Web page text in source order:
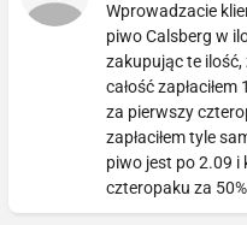
Wprowadzacie
piwo Calsberg w
zakupując te ilość,
całość
za pierwszy
zapłaciłem tyle
piwo jest po 2.09 i
czteropaku za